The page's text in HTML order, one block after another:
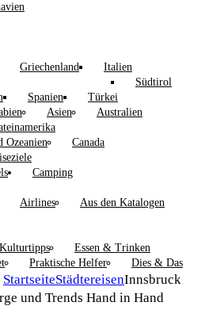
Griechenland
Italien
Südtirol
Spanien
Türkei
Asien
Australien
Ozeanien
Canada
Camping
Airlines
Aus den Katalogen
Kulturtipps
Essen & Trinken
Praktische Helfer
Dies & Das
StartseiteStädtereisenInnsbruck
und Trends Hand in Hand